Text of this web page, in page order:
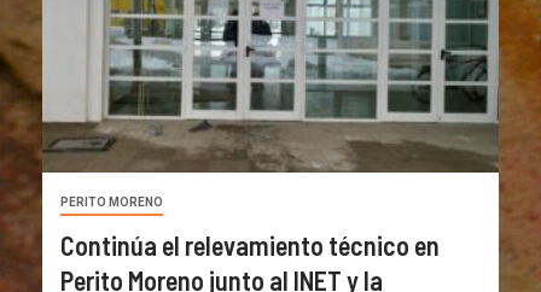
PERITO MORENO
Continúa el relevamiento técnico en
Perito Moreno junto al INET y la